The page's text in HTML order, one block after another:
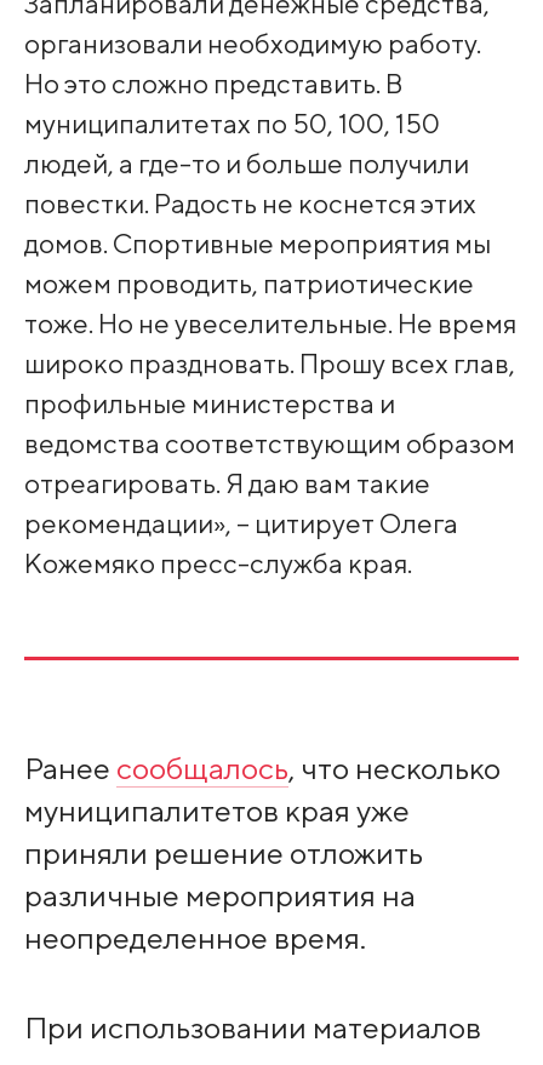
организовали необходимую работу.
Но это сложно представить. В
муниципалитетах по 50, 100, 150
людей, а где-то и больше получили
повестки. Радость не коснется этих
домов. Спортивные мероприятия мы
можем проводить, патриотические
тоже. Но не увеселительные. Не время
широко праздновать. Прошу всех глав,
профильные министерства и
ведомства соответствующим образом
отреагировать. Я даю вам такие
рекомендации», – цитирует Олега
Кожемяко пресс-служба края.
Ранее сообщалось, что несколько
муниципалитетов края уже
приняли решение отложить
различные мероприятия на
неопределенное время.
При использовании материалов